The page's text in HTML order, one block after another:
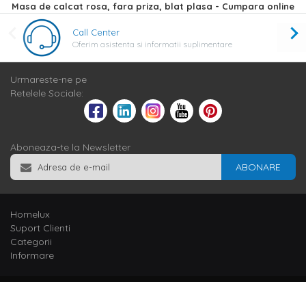
Masa de calcat rosa, fara priza, blat plasa - Cumpara online
Call Center
Oferim asistenta si informatii suplimentare
Urmareste-ne pe
Retelele Sociale:
Aboneaza-te la Newsletter
ABONARE
Homelux
Suport Clienti
Categorii
Informare